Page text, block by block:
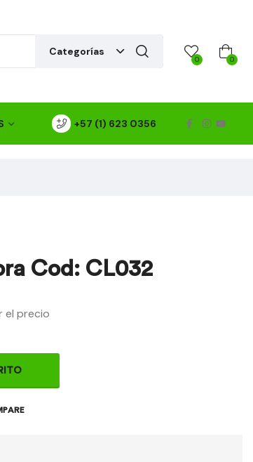
Categorías
0 0
+57 (1) 623 0356
Cod: CL032
el precio